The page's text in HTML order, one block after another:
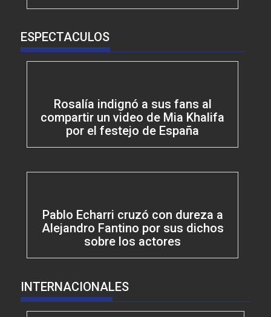
ESPECTACULOS
Rosalía indignó a sus fans al
compartir un video de Mia Khalifa
por el festejo de España
Pablo Echarri cruzó con dureza a
Alejandro Fantino por sus dichos
sobre los actores
INTERNACIONALES